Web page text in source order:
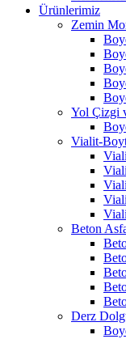
Ürünlerimiz
Zemin
Yol Çizgi
Vialit-
Beton
Derz